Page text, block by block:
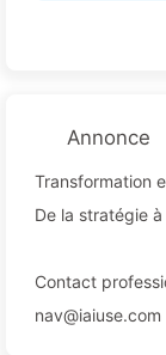
Annonce
Transformation
De la stratégie
Contact
nav@iaiuse.com